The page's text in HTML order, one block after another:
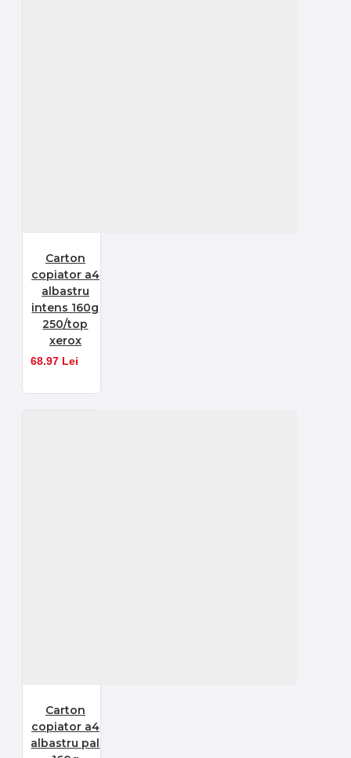
Carton
copiator a4
albastru
intens 160g
250/top
xerox
68.97 Lei
Carton
copiator a4
albastru pal